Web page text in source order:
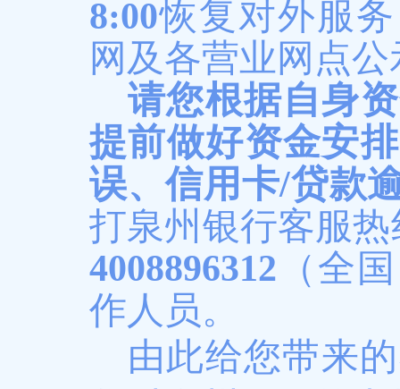
8:00恢复对外服
网及各营业网点
请您根据自身
提前做好资金安
误、信用卡/贷款
打泉州银行客服热
4008896312 （全
作人员。
由此给您带来